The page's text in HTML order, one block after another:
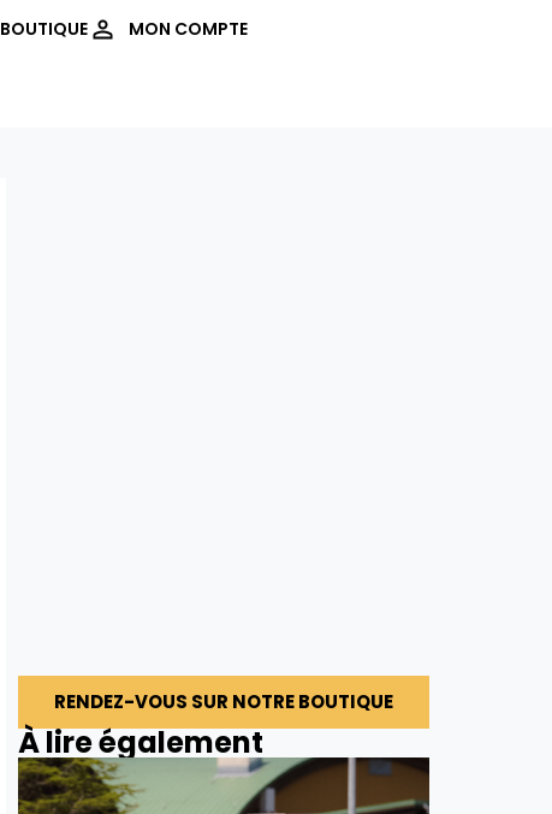
BOUTIQUE MON COMPTE
RENDEZ-VOUS SUR NOTRE BOUTIQUE
À lire également